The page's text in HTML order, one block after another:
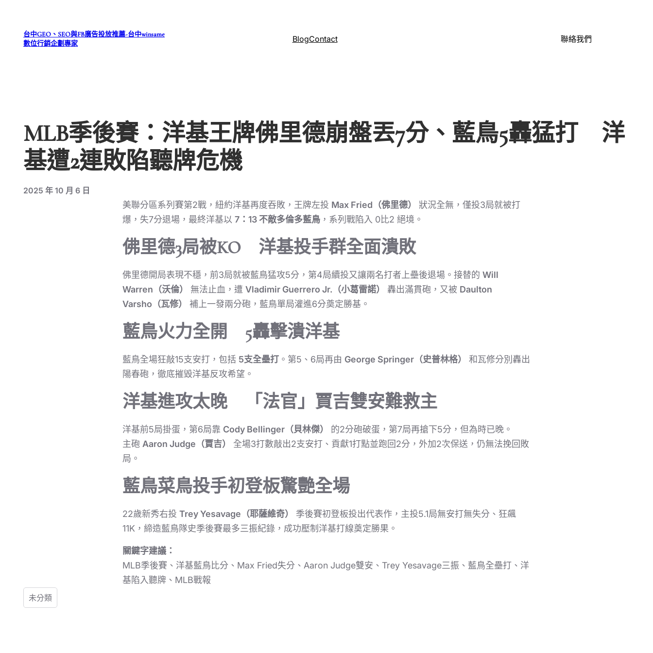
台中GEO、SEO與FB廣告投放推薦-台中winsame
數位行銷企劃專家
BlogContact 聯絡我們
MLB季後賽：洋基王牌佛里德崩盤丟7分、藍鳥5轟猛打 洋
基遭2連敗陷聽牌危機
2025 年 10 月 6 日
美聯分區系列賽第2戰，紐約洋基再度吞敗，王牌左投 Max Fried（佛里德）
狀況全無，僅投3局就被打
爆，失7分退場，最終洋基以 7：13 不敵多倫多藍鳥 ，系列戰陷入 0比2 絕境。
佛里德3局被KO 洋基投手群全面潰敗
佛里德開局表現不穩，前3局就被藍鳥猛攻5分，第4局續投又讓兩名打者上壘後退場。接替的 Will
Warren（沃倫）
無法止血，遭 Vladimir Guerrero Jr.（小葛雷諾） 轟出滿貫砲，又被 Daulton
Varsho（瓦修）
補上一發兩分砲，藍鳥單局灌進6分奠定勝基。
藍鳥火力全開 5轟擊潰洋基
藍鳥全場狂敲15支安打，包括 5支全壘打 。第5、6局再由 George Springer（史普林格）
和瓦修分別轟出
陽春砲，徹底摧毀洋基反攻希望。
洋基進攻太晚 「法官」賈吉雙安難救主
洋基前5局掛蛋，第6局靠 Cody Bellinger（貝林傑）
的2分砲破蛋，第7局再搶下5分，但為時已晚。
主砲 Aaron Judge（賈吉）
全場3打數敲出2支安打、貢獻1打點並跑回2分，外加2次保送，仍無法挽回敗
局。
藍鳥菜鳥投手初登板驚艷全場
22歲新秀右投 Trey Yesavage（耶薩維奇）
季後賽初登板投出代表作，主投5.1局無安打無失分、狂飆
11K，締造藍鳥隊史季後賽最多三振紀錄，成功壓制洋基打線奠定勝果。
關鍵字建議：
MLB季後賽、洋基藍鳥比分、Max Fried失分、Aaron Judge雙安、Trey Yesavage三振、藍鳥全壘打、洋
基陷入聽牌、MLB戰報
未分類